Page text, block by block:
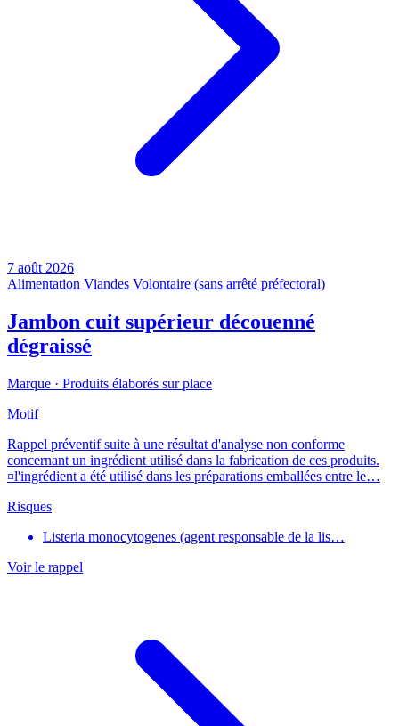
7 août 2026
Alimentation Viandes Volontaire (sans arrêté préfectoral)
Jambon cuit supérieur découenné
dégraissé
Marque · Produits élaborés sur place
Motif
Rappel préventif suite à une résultat d'analyse non conforme
concernant un ingrédient utilisé dans la fabrication de ces produits.
¤l'ingrédient a été utilisé dans les préparations emballées entre le…
Risques
Listeria monocytogenes (agent responsable de la lis…
Voir le rappel